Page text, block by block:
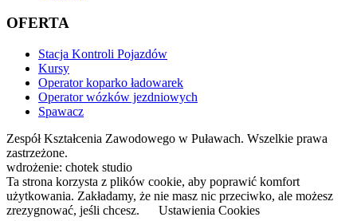
OFERTA
Stacja Kontroli Pojazdów
Kursy
Operator koparko ładowarek
Operator wózków jezdniowych
Spawacz
Zespół Kształcenia Zawodowego w Puławach. Wszelkie prawa
zastrzeżone.
wdrożenie: chotek studio
Ta strona korzysta z plików cookie, aby poprawić komfort
użytkowania. Zakładamy, że nie masz nic przeciwko, ale możesz
zrezygnować, jeśli chcesz.
Ustawienia Cookies